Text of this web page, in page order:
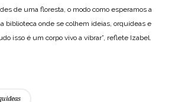
de uma floresta, o modo como esperamos a
biblioteca onde se colhem ideias, orquídeas e
isso é um corpo vivo a vibrar”, reflete Izabel.